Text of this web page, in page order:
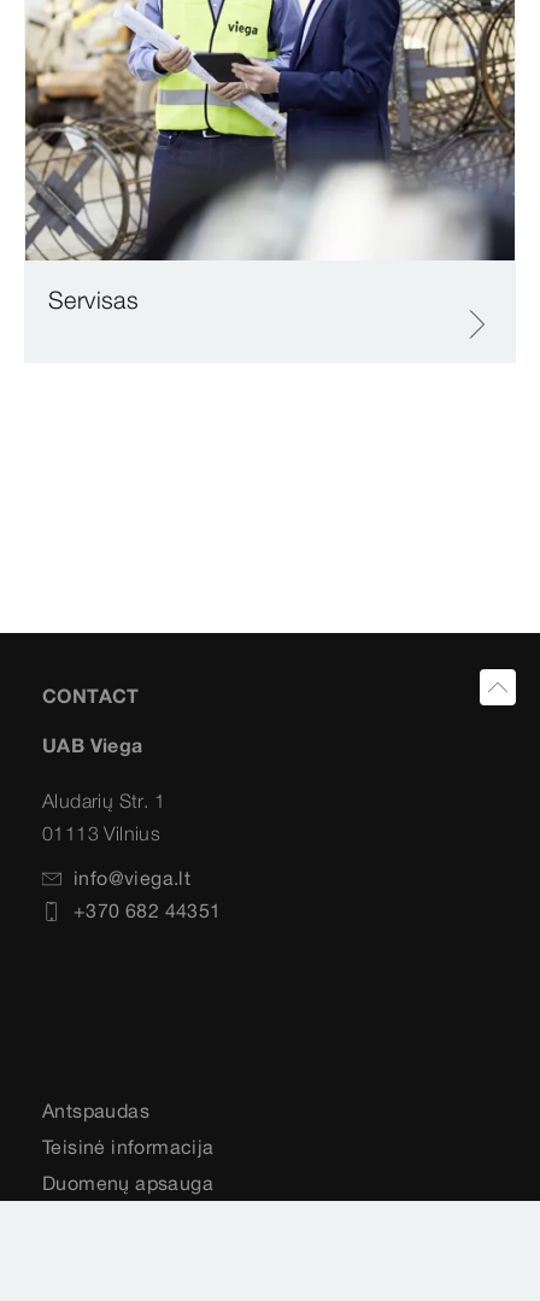
Servisas
CONTACT
UAB Viega
Aludarių Str. 1
01113 Vilnius
info@viega.lt
+370 682 44351
Antspaudas
Teisinė informacija
Duomenų apsauga